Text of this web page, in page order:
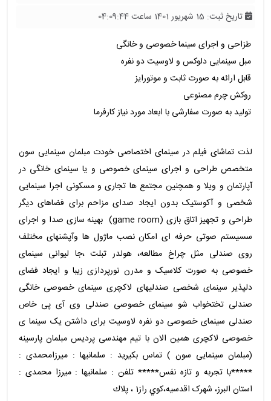
تاریخ ثبت: 15 شهریور 1401 ساعت 04:09:44
طزاحی و اجرای سینما خصوصی و خانگی
مبل سینمایی دلوکس و لاوسیت دو نفره
قابل ارائه به صورت ثابت و موتورایز
روکش چرم مصنوعی
تولید به صورت سفارشی با ابعاد مورد نیاز کارفرما
لذت تماشای فیلم در سینمای اختصاصی خودت مبلمان سینمایی سون
متخصص طراحی و اجرای سینمای خصوصی و یا سینمای خانگی در
آپارتمان و ویلا و همچنین مجتمع ها تجاری و مسکونی اجرا سینمایی
شخصی و آکوستیک بدون ایجاد صدای مزاحم برای فضاهای دیگر
طراحی و تجهیز اتاق بازی (game room) بهینه سازی صدا و اجرای
سسیستم صوتی حرفه ای امکان نصب ماژول ها وآپشنهای مختلف
روی صندلی مثل چراخ مطالعه، هولدر تبلت ،جا لیوانی سینمای
خصوصی به صورت کلاسیک و مدرن نورپردازی زیبا و ایجاد فضای
دلپذیر سینمای شخصی صندلیهای لاکچری سینمای خصوصی خانگی
صندلی تختخواب شو سینمای خصوصی صندلی وی آی پی خاص
صندلی سینمای خصوصی دو نفره لاوسیت برای داشتن یک سینما ی
خصوصی لاکچری همین الان با تیم مهندسی پردیس مبلمان پارسینه
(مبلمان سینمایی سون ) تماس بکیرید : سلمانیها : میرزامحمدی :
*****با تجربه و تازه نفس***** تلفن : سلمانیها : میرزا محمدی :
استان البرز، شهرک اقدسیه،كوي راز1 ، پلاك